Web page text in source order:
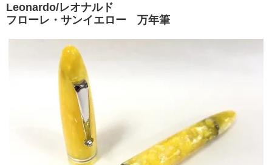
Leonardo/レオナルド
フローレ・サンイエロー 万年筆